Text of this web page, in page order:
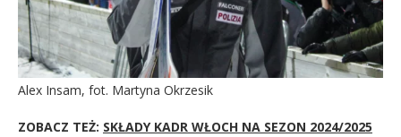
Alex Insam, fot. Martyna Okrzesik
ZOBACZ TEŻ: SKŁADY KADR WŁOCH NA SEZON 2024/2025